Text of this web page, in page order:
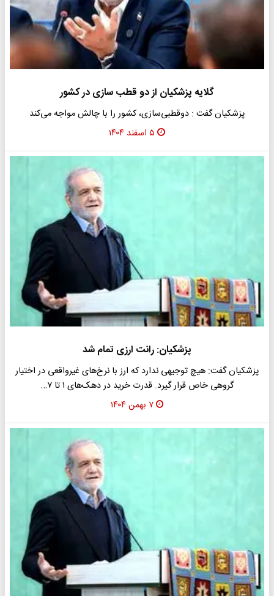
گلایه پزشکیان از دو قطب سازی در کشور
پزشکیان گفت : دوقطبی‌سازی، کشور را با چالش مواجه می‌کند
۵ اسفند ۱۴۰۴
پزشکیان: رانت ارزی تمام شد
پزشکیان گفت: هیچ توجیهی ندارد که ارز با نرخ‌های غیرواقعی در اختیار
گروهی خاص قرار گیرد. قدرت خرید در دهک‌های ۱ تا ۷…
۷ بهمن ۱۴۰۴